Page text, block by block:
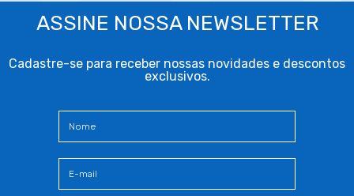
ASSINE NOSSA NEWSLETTER
Cadastre-se para receber nossas novidades e descontos
exclusivos.